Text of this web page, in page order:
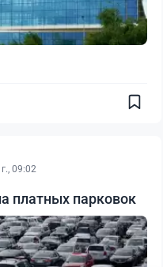
09:02
платных парковок